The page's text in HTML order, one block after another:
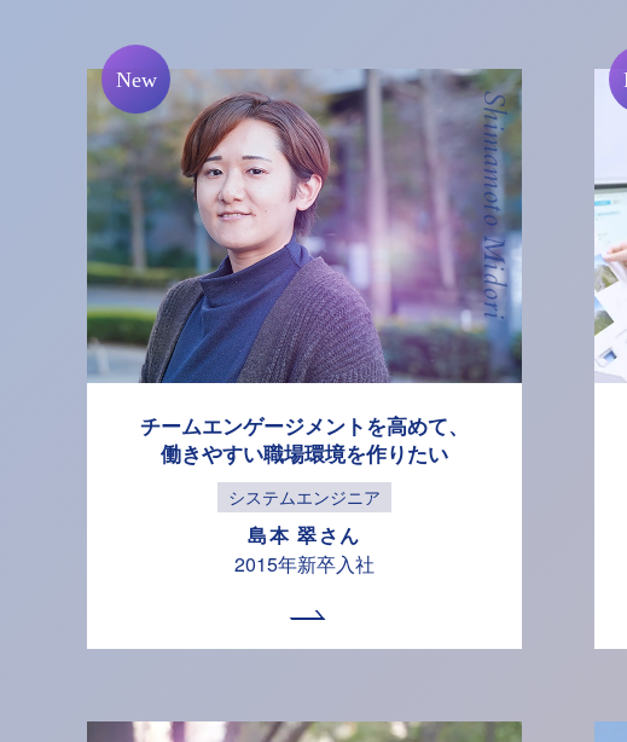
Shimamoto Midori
チームエンゲージメントを高めて、
働きやすい職場環境を作りたい
システムエンジニア
島本 翠さん
2015年新卒入社